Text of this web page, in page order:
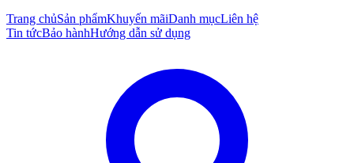
Trang chủSản phẩmKhuyến mãiDanh mụcLiên hệ
Tin tứcBảo hànhHướng dẫn sử dụng